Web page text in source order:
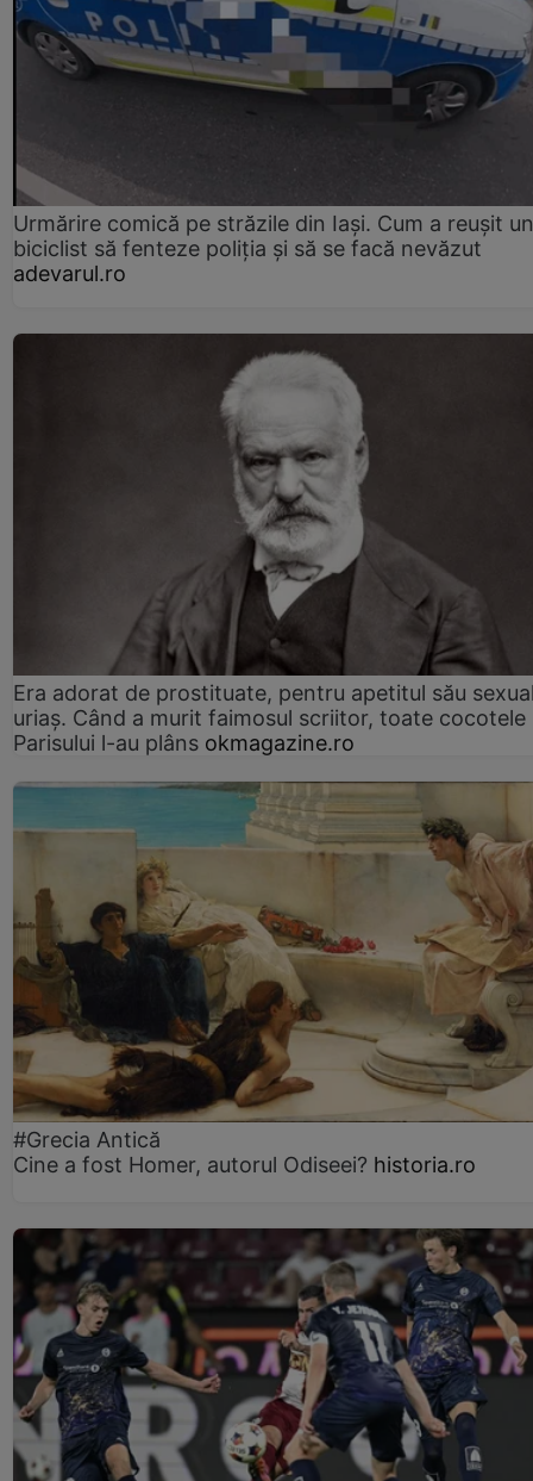
Urmărire comică pe străzile din Iași. Cum a reușit un
biciclist să fenteze poliția și să se facă nevăzut
adevarul.ro
Era adorat de prostituate, pentru apetitul său
uriaș. Când a murit faimosul scriitor, toate cocotele
Parisului l-au plâns okmagazine.ro
#Grecia Antică
Cine a fost Homer, autorul Odiseei? historia.ro